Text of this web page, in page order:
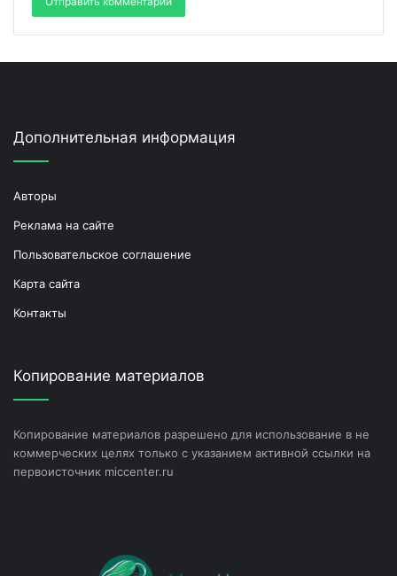
Дополнительная информация
Авторы
Реклама на сайте
Пользовательское соглашение
Карта сайта
Контакты
Копирование материалов
Копирование материалов разрешено для использование в не
коммерческих целях только с указанием активной ссылки на
первоисточник miccenter.ru